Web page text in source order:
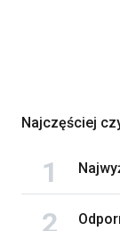
Najczęściej